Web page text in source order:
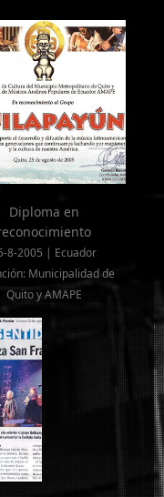
Diploma en
8-2005 | Ecuador
Municipalidad de
Quito y AMAPE